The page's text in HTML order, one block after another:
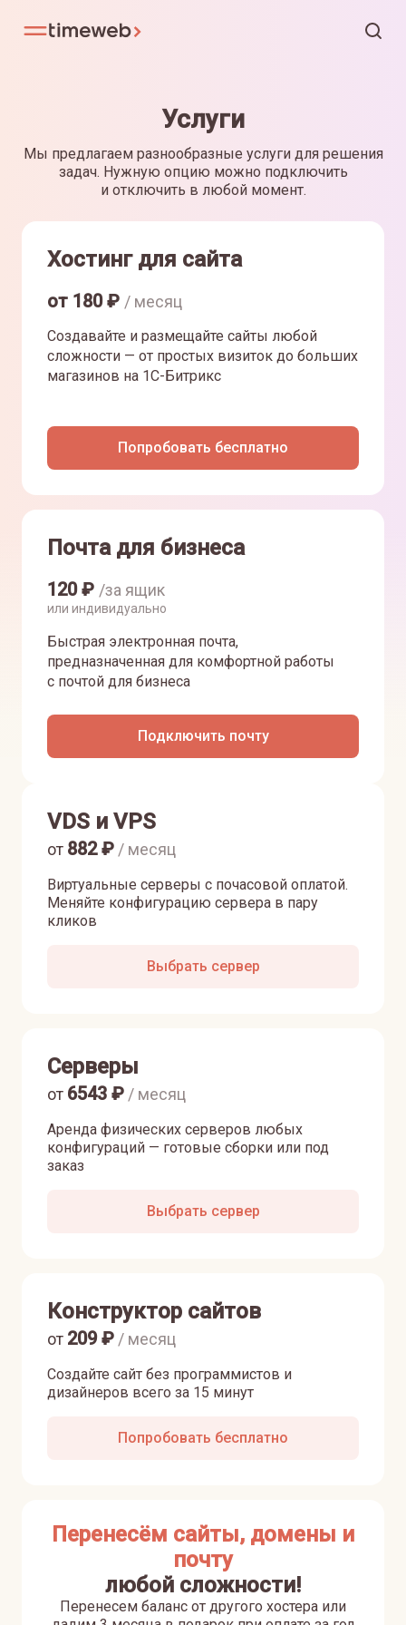
Услуги
Мы предлагаем разнообразные услуги для решения
задач. Нужную опцию можно подключить
и отключить в любой момент.
Хостинг для сайта
от 180₽ / месяц
Создавайте и размещайте сайты любой
сложности — от простых визиток до больших
магазинов на 1С-Битрикс
Попробовать бесплатно
Почта для бизнеса
120₽ /за ящик
или индивидуально
Быстрая электронная почта,
предназначенная для комфортной работы
с почтой для бизнеса
Подключить почту
VDS и VPS
Виртуальные серверы с почасовой оплатой.
Меняйте конфигурацию сервера в пару
кликов
от 882₽ / месяц
Выбрать сервер
Серверы
Аренда физических серверов любых
конфигураций — готовые сборки или под
заказ
от 6543 ₽ / месяц
Выбрать сервер
Конструктор сайтов
Создайте сайт без программистов и
дизайнеров всего за 15 минут
от 209₽ / месяц
Попробовать бесплатно
Перенесём сайты, домены и
почту
любой сложности!
Перенесем баланс от другого хостера или